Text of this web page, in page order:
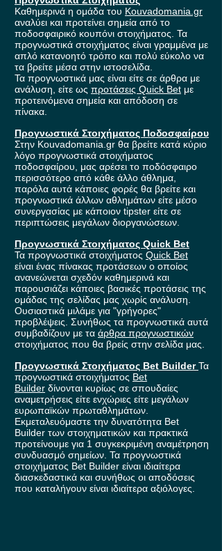
Καθημερινά η ομάδα του Kouvadomania.gr
αναλύει και προτείνει σημεία από το
ποδοσφαιρικό κουπόνι στοιχήματος. Τα
προγνωστικά στοιχήματος είναι γραμμένα με
απλό κατανοητό τρόπο και πολύ εύκολο να
τα βρείτε μέσα στην ιστοσελίδα.
Τα προγνωστικά μας είναι είτε σε άρθρα με
ανάλυση, είτε ως προτάσεις Quick Bet με
προτεινόμενα σημεία και απόδοση σε
πίνακα.
Προγνωστικά Στοιχήματος Ποδοσφαίρου
Στην Kouvadomania.gr θα βρείτε κατά κύριο
λόγο προγνωστικά στοιχήματος
ποδοσφαίρου, μας αρέσει το ποδόσφαιρο
περισσότερο από κάθε άλλο άθλημα,
παρόλα αυτά κάποιες φορές θα βρείτε και
προγνωστικά άλλων αθλημάτων είτε μέσο
συνεργασίας με κάποιον tipster είτε σε
περιπτώσεις μεγάλων διοργανώσεων.
Προγνωστικά Στοιχήματος Quick Bet
Τα προγνωστικά στοιχήματος Quick Bet
είναι ένας πίνακας προτάσεων ο οποίος
ανανεώνεται σχεδόν καθημερινά και
παρουσιάζει κάποιες βασικές προτάσεις της
ομάδας της σελίδας μας χωρίς ανάλυση.
Ουσιαστικά μιλάμε για "γρήγορες"
προβλέψεις. Συνήθως τα προγνωστικά αυτά
συμβαδίζουν με τα άρθρα προγνωστικών
στοιχήματος που θα βρείς στην σελίδα μας.
Προγνωστικά Στοιχήματος Bet BuilderΤα
προγνωστικά στοιχήματος Bet
Builder δίνονται κυρίως σε σπουδαίες
αναμετρήσεις είτε ενχώριες είτε μεγάλων
ευρωπαϊκών πρωταθλημάτων.
Εκμεταλευόμαστε την δυνατότητα Bet
Builder των στοιχηματικών και πρακτικά
προτείνουμε για 1 συγκεκριμένη αναμέτρηση
συνδυασμό σημείων. Τα προγνωστικά
στοιχήματος Bet Builder είναι ιδιαίτερα
διασκεδαστικά και συνήθως οι αποδόσεις
που καταλήγουν είναι ιδιαίτερα αξιόλογες.